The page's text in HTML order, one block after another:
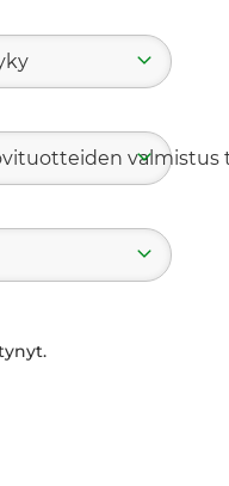
valmistus